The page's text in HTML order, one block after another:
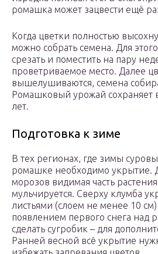
ромашка может зацвести ещё
Когда цветки полностью
можно собрать семена. Для
срезать и поместить на пару
проветриваемое место. Далее
вышелушиваются, семена
Ромашковый урожай сохраняет
лет.
Подготовка к зиме
В тех регионах, где зимы
ромашке необходимо укрытие.
морозов видимая часть
мульчируется. Сверху клумба
листьями (слоем не менее 10
появлением первого снега над
сделать сугробик – для
Ранней весной всё укрытие